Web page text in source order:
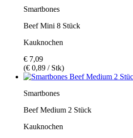
Smartbones
Beef Mini 8 Stück
Kauknochen
€ 7,09
(€ 0,89 / Stk)
Smartbones
Beef Medium 2 Stück
Kauknochen